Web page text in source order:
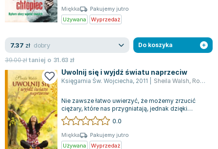
Katarzyna Miller
Antoine de Saint Exupery
Mark Twain
Marcin Meller
Paulina Młynarska
ks. Piotr Pawlukiewicz
Jarosław Sokołowski
Piotr Latocha
Michael Scott
Piotr Semka
Jarosław Iwaszkiewicz
Miękka
Pakujemy jutro
Używana
Wyprzedaż
7.37 zł dobry
39.00złtaniej o 31.63 zł
Do koszyka
Uwolnij się i wyjdź światu naprzeciw
Księgarnia Św. Wojciecha, 2011 Sheila Walsh, Rosie Walsh
Nie zawsze łatwo uwierzyć, że możemy zrzucić
ciężary, które nas przygniatają, jednak dzięki
Chrystusowi jest to możliwe. Ta książk...
0.0
Miękka
Pakujemy jutro
Używana
Wyprzedaż